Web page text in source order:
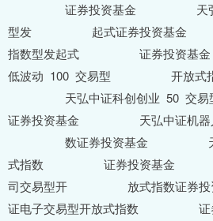
证券投资基金 天弘中证
型发 起式证券投资基金
指数型发起式 证券投资
低波动 100 交易型 开放式指
天弘中证科创创业 50
证券投资基金 天弘中证机器人
数证券投资基金 天弘中
式指数 证券投资基金 天
司交易型开 放式指数证
证电子交易型开放式指数